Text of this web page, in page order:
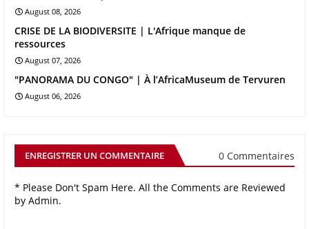
August 08, 2026
CRISE DE LA BIODIVERSITE | L'Afrique manque de
ressources
August 07, 2026
"PANORAMA DU CONGO" | À l’AfricaMuseum de Tervuren
August 06, 2026
ENREGISTRER UN COMMENTAIRE 0 Commentaires
* Please Don't Spam Here. All the Comments are Reviewed
by Admin.